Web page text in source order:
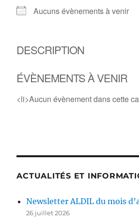
Aucuns évènements à venir
DESCRIPTION
ÉVÈNEMENTS À VENIR
<li>Aucun évènement dans cette
ACTUALITÉS ET
Newsletter ALDIL du mois
26 juillet 2026